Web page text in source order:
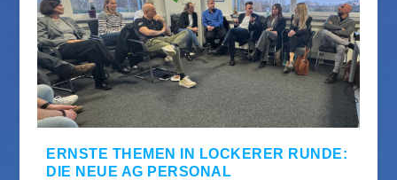
ERNSTE THEMEN IN LOCKERER RUNDE:
DIE NEUE AG PERSONAL